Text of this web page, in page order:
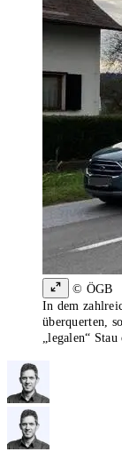
© ÖGB
In dem
überquerten,
„legalen“